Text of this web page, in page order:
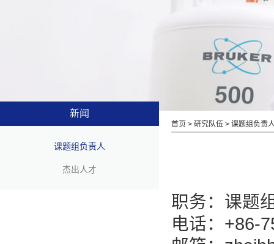
新闻
课题组负责人
杰出人才
首页 > 研究队伍 > 课题组负责
职务：课题
电话：+86-